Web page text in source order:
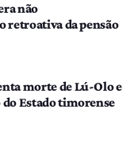
não
retroativa da pensão
morte de Lú-Olo e
Estado timorense